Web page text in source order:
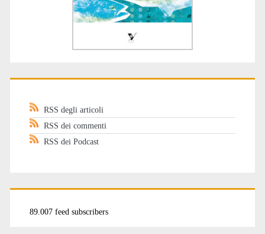
RSS degli articoli
RSS dei commenti
RSS dei Podcast
89.007 feed subscribers